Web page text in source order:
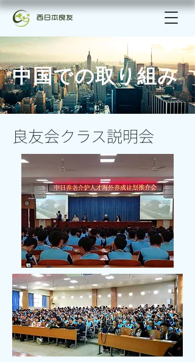
中国での取り組み
良友会クラス説明会